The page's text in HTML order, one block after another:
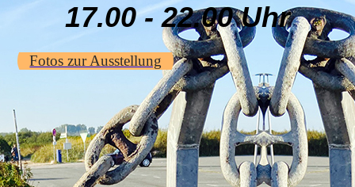
17.00 - 22.00 Uhr
Fotos zur Ausstellung